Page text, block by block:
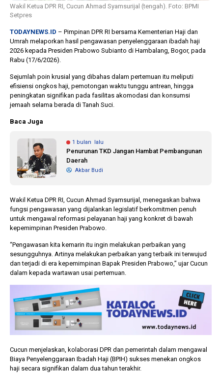
Wakil Ketua DPR RI, Cucun Ahmad Syamsurijal (tengah). Foto: BPMI
Setpres
TODAYNEWS.ID – Pimpinan DPR RI bersama Kementerian Haji dan
Umrah melaporkan hasil pengawasan penyelenggaraan ibadah haji
2026 kepada Presiden Prabowo Subianto di Hambalang, Bogor, pada
Rabu (17/6/2026).
Sejumlah poin krusial yang dibahas dalam pertemuan itu meliputi
efisiensi ongkos haji, pemotongan waktu tunggu antrean, hingga
peningkatan signifikan pada fasilitas akomodasi dan konsumsi
jemaah selama berada di Tanah Suci.
Baca Juga
1 bulan lalu
Penurunan TKD Jangan Hambat Pembangunan
Daerah
Akbar Budi
Wakil Ketua DPR RI, Cucun Ahmad Syamsurijal, menegaskan bahwa
fungsi pengawasan yang dijalankan legislatif berkomitmen penuh
untuk mengawal reformasi pelayanan haji yang konkret di bawah
kepemimpinan Presiden Prabowo.
“Pengawasan kita kemarin itu ingin melakukan perbaikan yang
sesungguhnya. Artinya melakukan perbaikan yang terbaik ini terwujud
dan terjadi di era kepemimpinan Bapak Presiden Prabowo,” ujar Cucun
dalam kepada wartawan usai pertemuan.
Cucun menjelaskan, kolaborasi DPR dan pemerintah dalam mengawal
Biaya Penyelenggaraan Ibadah Haji (BPIH) sukses menekan ongkos
haji secara signifikan dalam dua tahun terakhir.